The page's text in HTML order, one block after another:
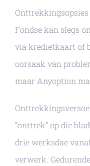
Fondse kan slegs
via kredietkaart of
oorsaak van
maar Anyoption
“onttrek” op die
drie werksdae
verwerk.